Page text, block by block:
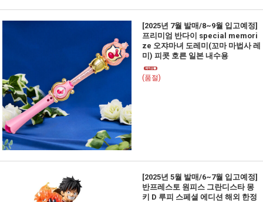
[2025년 7월 발매/8~9월 입고예정]
프리미엄 반다이 special memori
ze 오쟈마녀 도레미(꼬마 마법사 레
미) 피콧 호른 일본 내수용
(품절)
[2025년 5월 발매/6~7월 입고예정]
반프레스토 원피스 그란디스타 몽
키 D 루피 스페셜 에디션 해외 한정